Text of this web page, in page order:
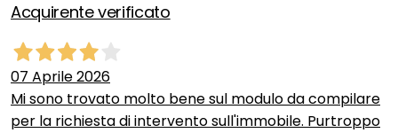
Acquirente verificato
07 Aprile 2026
Mi sono trovato molto bene sul modulo da compilare
per la richiesta di intervento sull'immobile. Purtroppo